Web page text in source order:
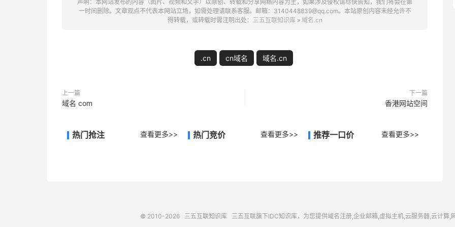
声明：本网站发布的内容（图片、视频和文字）以原创、转载和分享网络内容为主，如果涉及侵权请尽快告知，我们将会在第
一时间删除。文章观点不代表本网站立场，如需处理请联系客服。邮箱：3140448839@qq.com。本站原创内容未经允许不
得转载，或转载时需注明出处： 三五互联知识库» 域名.cn
.cn cn域名 域名.cn
上一篇
域名 com
下一篇
香港网站空间
热门抢注 查看更多>> 热门竞价 查看更多>> 推荐一口价 查看更多>>
© 2010-2026 三五互联知识库 三五互联旗下IDC知识库，为您提供域名注册,企业邮箱,虚拟主机,云服务器,云计算,